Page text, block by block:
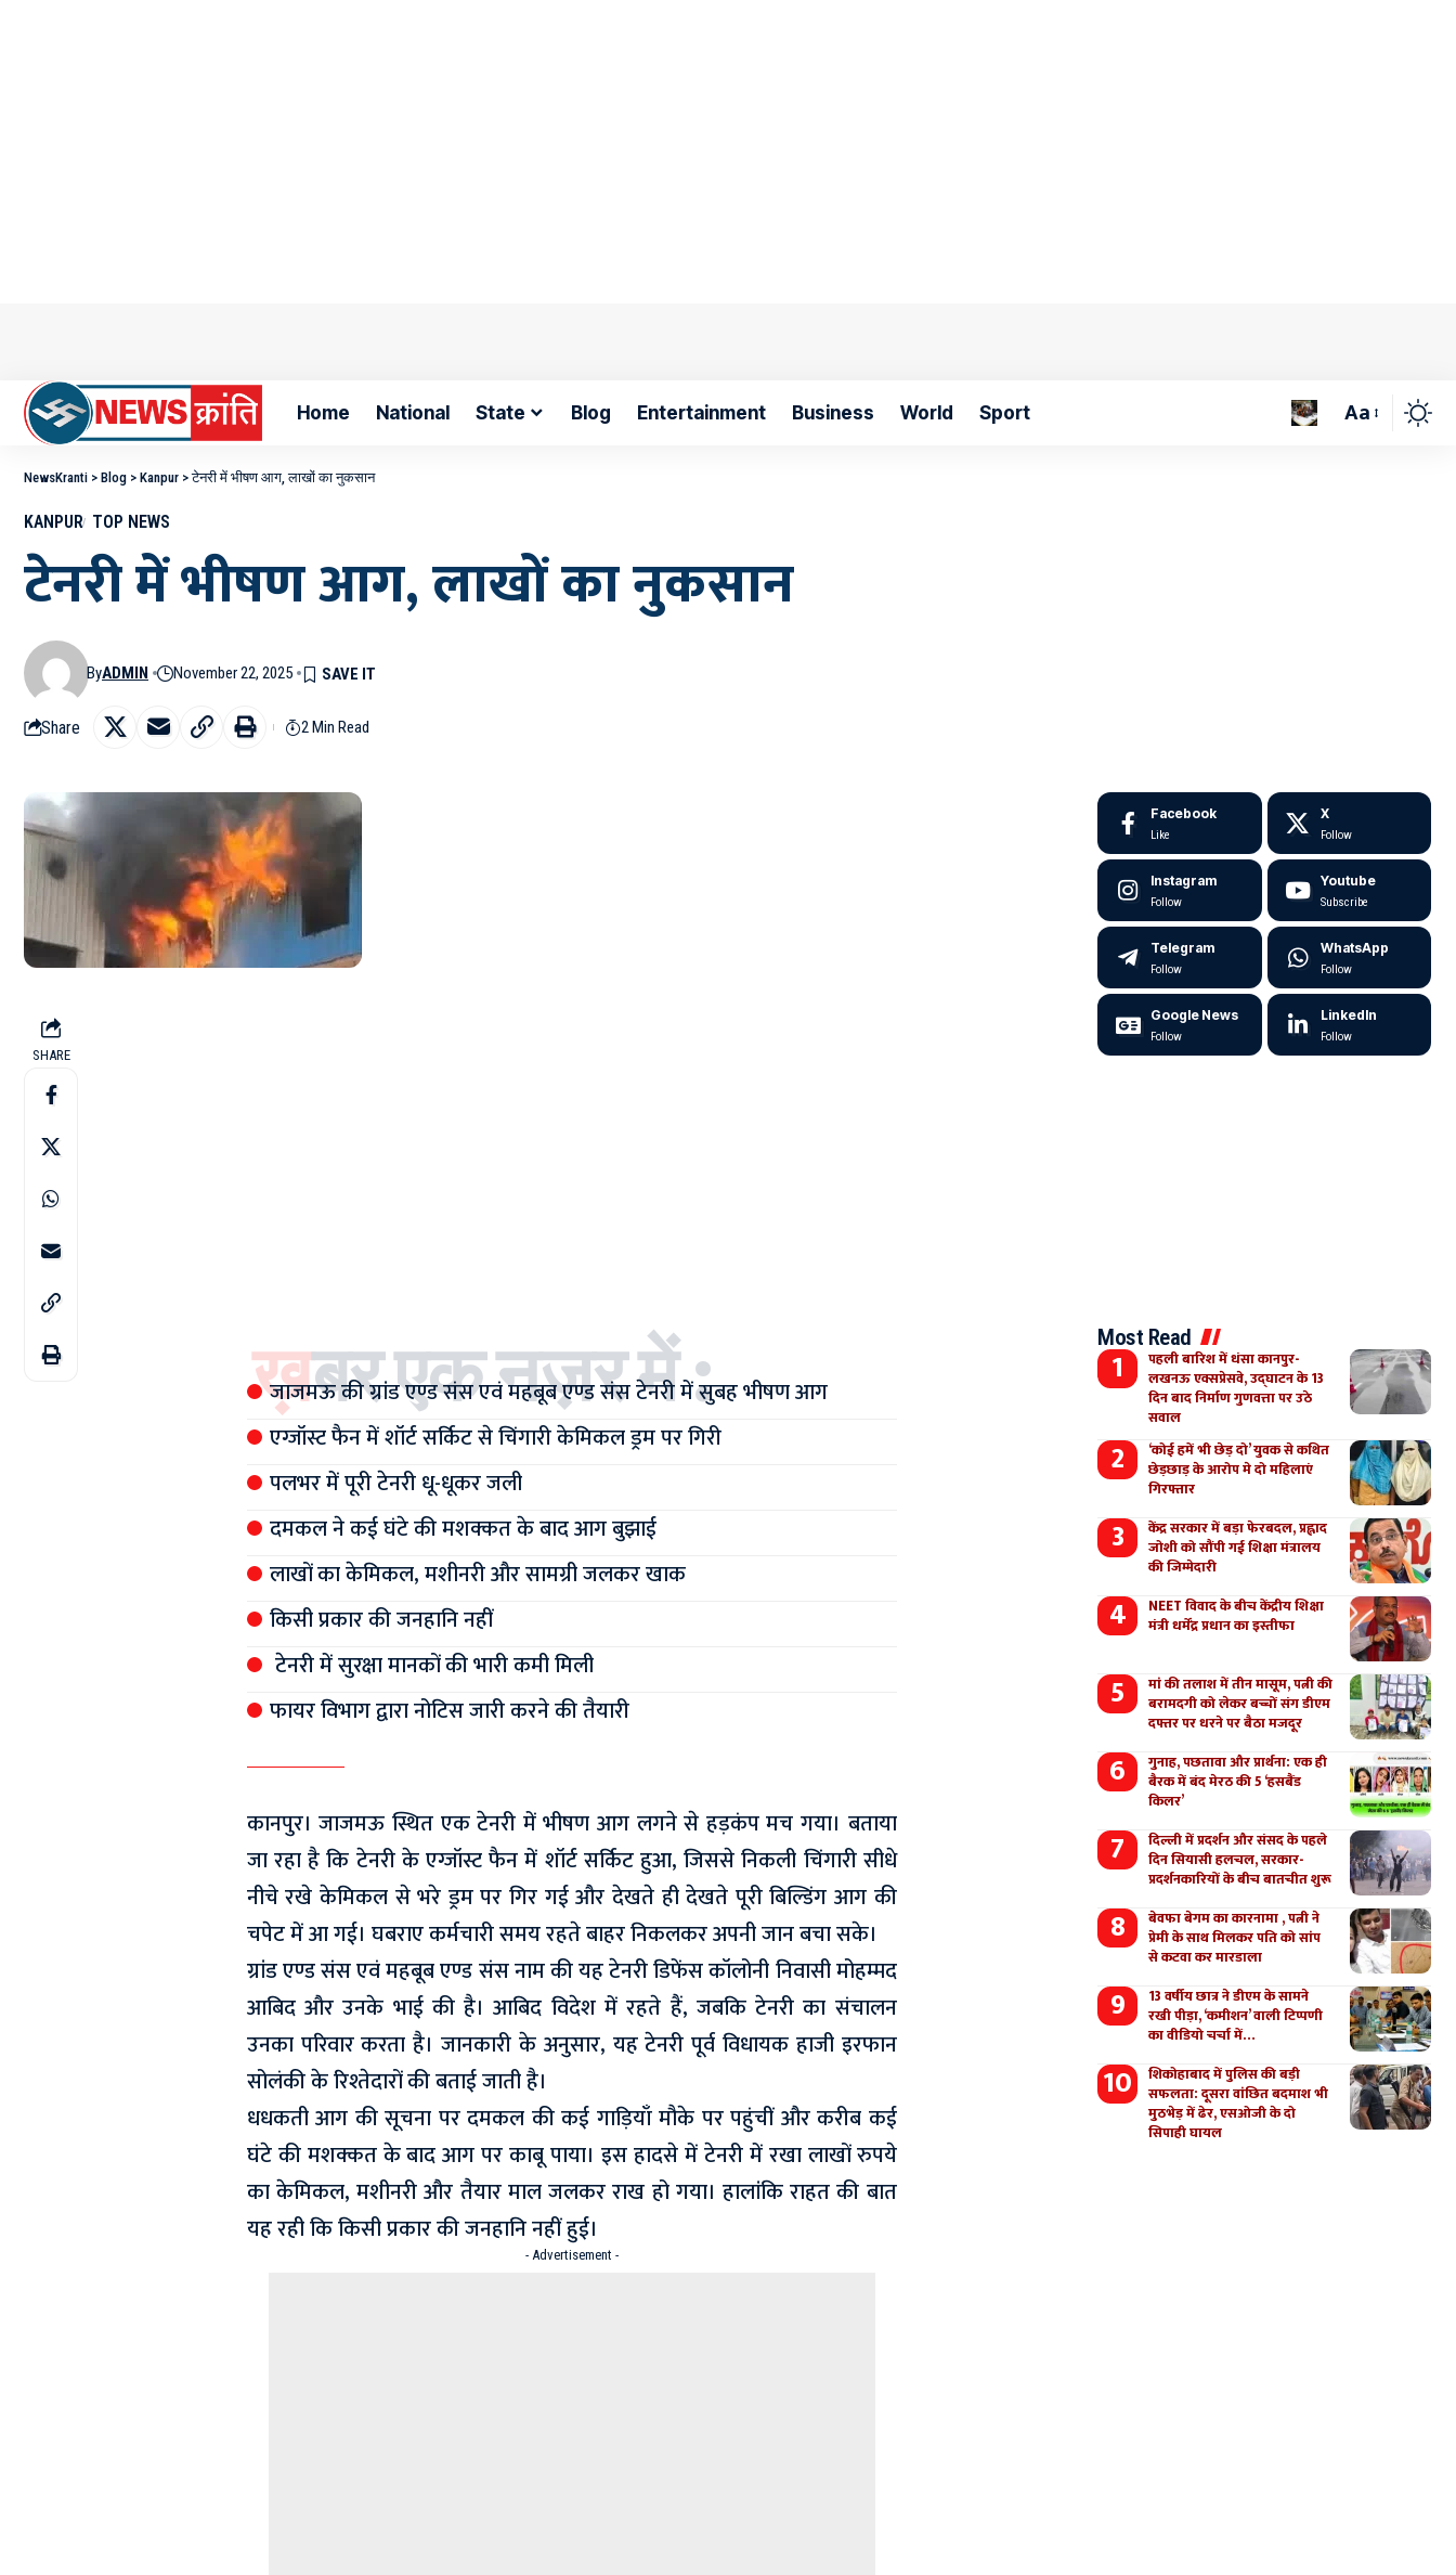
Home National State Blog Entertainment Business World Sport Aa
NewsKranti > Blog > Kanpur >टेनरी में भीषण आग, लाखों का नुकसान
KANPUR TOP NEWS
टेनरी में भीषण आग, लाखों का नुकसान
ByADMIN November 22, 2025
Share 2 Min Read
SHARE
ख़बर एक नज़र में :
जाजमऊ की ग्रांड एण्ड संस एवं महबूब एण्ड संस टेनरी में सुबह भीषण आग
एग्जॉस्ट फैन में शॉर्ट सर्किट से चिंगारी केमिकल ड्रम पर गिरी
पलभर में पूरी टेनरी धू-धूकर जली
दमकल ने कई घंटे की मशक्कत के बाद आग बुझाई
लाखों का केमिकल, मशीनरी और सामग्री जलकर खाक
किसी प्रकार की जनहानि नहीं
टेनरी में सुरक्षा मानकों की भारी कमी मिली
फायर विभाग द्वारा नोटिस जारी करने की तैयारी
कानपुर। जाजमऊ स्थित एक टेनरी में भीषण आग लगने से हड़कंप मच गया। बताया
जा रहा है कि टेनरी के एग्जॉस्ट फैन में शॉर्ट सर्किट हुआ, जिससे निकली चिंगारी सीधे
नीचे रखे केमिकल से भरे ड्रम पर गिर गई और देखते ही देखते पूरी बिल्डिंग आग की
चपेट में आ गई। घबराए कर्मचारी समय रहते बाहर निकलकर अपनी जान बचा सके।
ग्रांड एण्ड संस एवं महबूब एण्ड संस नाम की यह टेनरी डिफेंस कॉलोनी निवासी मोहम्मद
आबिद और उनके भाई की है। आबिद विदेश में रहते हैं, जबकि टेनरी का संचालन
उनका परिवार करता है। जानकारी के अनुसार, यह टेनरी पूर्व विधायक हाजी इरफान
सोलंकी के रिश्तेदारों की बताई जाती है।
धधकती आग की सूचना पर दमकल की कई गाड़ियाँ मौके पर पहुंचीं और करीब कई
घंटे की मशक्कत के बाद आग पर काबू पाया। इस हादसे में टेनरी में रखा लाखों रुपये
का केमिकल, मशीनरी और तैयार माल जलकर राख हो गया। हालांकि राहत की बात
यह रही कि किसी प्रकार की जनहानि नहीं हुई।
- Advertisement -
Facebook
Like
X
Follow
Instagram
Follow
Youtube
Subscribe
Telegram
Follow
WhatsApp
Follow
Google News
Follow
LinkedIn
Follow
Most Read
पहली बारिश में धंसा कानपुर-
लखनऊ एक्सप्रेसवे, उद्घाटन के 13
दिन बाद निर्माण गुणवत्ता पर उठे
सवाल
‘कोई हमें भी छेड़ दो’ युवक से कथित
छेड़छाड़ के आरोप मे दो महिलाएं
गिरफ्तार
केंद्र सरकार में बड़ा फेरबदल, प्रह्लाद
जोशी को सौंपी गई शिक्षा मंत्रालय
की जिम्मेदारी
NEET विवाद के बीच केंद्रीय शिक्षा
मंत्री धर्मेंद्र प्रधान का इस्तीफा
मां की तलाश में तीन मासूम, पत्नी की
बरामदगी को लेकर बच्चों संग डीएम
दफ्तर पर धरने पर बैठा मजदूर
गुनाह, पछतावा और प्रार्थना: एक ही
बैरक में बंद मेरठ की 5 ‘हसबैंड
किलर’
दिल्ली में प्रदर्शन और संसद के पहले
दिन सियासी हलचल, सरकार-
प्रदर्शनकारियों के बीच बातचीत शुरू
बेवफा बेगम का कारनामा , पत्नी ने
प्रेमी के साथ मिलकर पति को सांप
से कटवा कर मारडाला
13 वर्षीय छात्र ने डीएम के सामने
रखी पीड़ा, ‘कमीशन’ वाली टिप्पणी
का वीडियो चर्चा में…
शिकोहाबाद में पुलिस की बड़ी
सफलता: दूसरा वांछित बदमाश भी
मुठभेड़ में ढेर, एसओजी के दो
सिपाही घायल